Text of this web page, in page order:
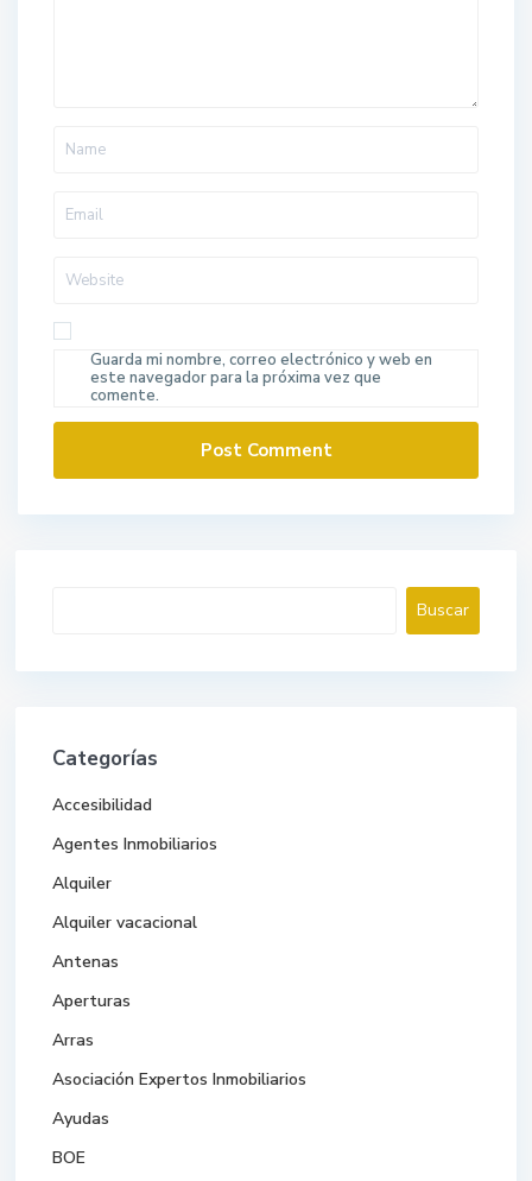
Guarda mi nombre, correo electrónico y web en
este navegador para la próxima vez que
comente.
Buscar
Categorías
Accesibilidad
Agentes Inmobiliarios
Alquiler
Alquiler vacacional
Antenas
Aperturas
Arras
Asociación Expertos Inmobiliarios
Ayudas
BOE